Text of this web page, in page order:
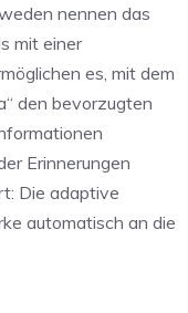
nennen das
mit einer
es, mit dem
den bevorzugten
Erinnerungen
Die adaptive
automatisch an die